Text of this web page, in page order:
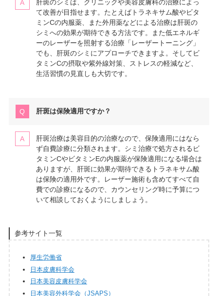
肝斑のシミは、クリニックや美容皮膚科の治療によっ
て改善が目指せます。たとえばトラネキサム酸やビタ
ミンCの内服薬、また外用薬などによる治療は肝斑の
シミへの効果が期待できる方法です。また低エネルギ
ーのレーザーを照射する治療「レーザートーニング」
でも、肝斑のシミにアプローチできますよ。そしてビ
タミンCの摂取や紫外線対策、ストレスの軽減など、
生活習慣の見直しも大切です。
肝斑は保険適用ですか？
肝斑治療は美容目的の治療なので、保険適用にはなら
ず自費診療に分類されます。シミ治療で処方されるビ
タミンCやビタミンEの内服薬が保険適用になる場合は
ありますが、肝斑に効果が期待できるトラネキサム酸
は保険の適用外です。レーザー施術も含めてすべて自
費での診療になるので、カウンセリング時に予算につ
いて相談しておくようにしましょう。
参考サイト一覧
厚生労働省
日本皮膚科学会
日本美容皮膚科学会
日本美容外科学会（JSAPS）